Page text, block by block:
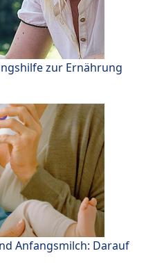
zur Ernährung
Anfangsmilch: Darauf